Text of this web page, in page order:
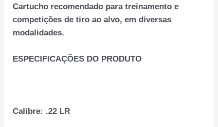
Cartucho recomendado para treinamento e
competições de tiro ao alvo, em diversas
modalidades.
ESPECIFICAÇÕES DO PRODUTO
Calibre: .22 LR